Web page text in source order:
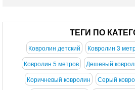
ТЕГИ ПО
Ковролин детский Ковролин 3
Ковролин 5 метров
Дешевый
Коричневый ковролин
Серый